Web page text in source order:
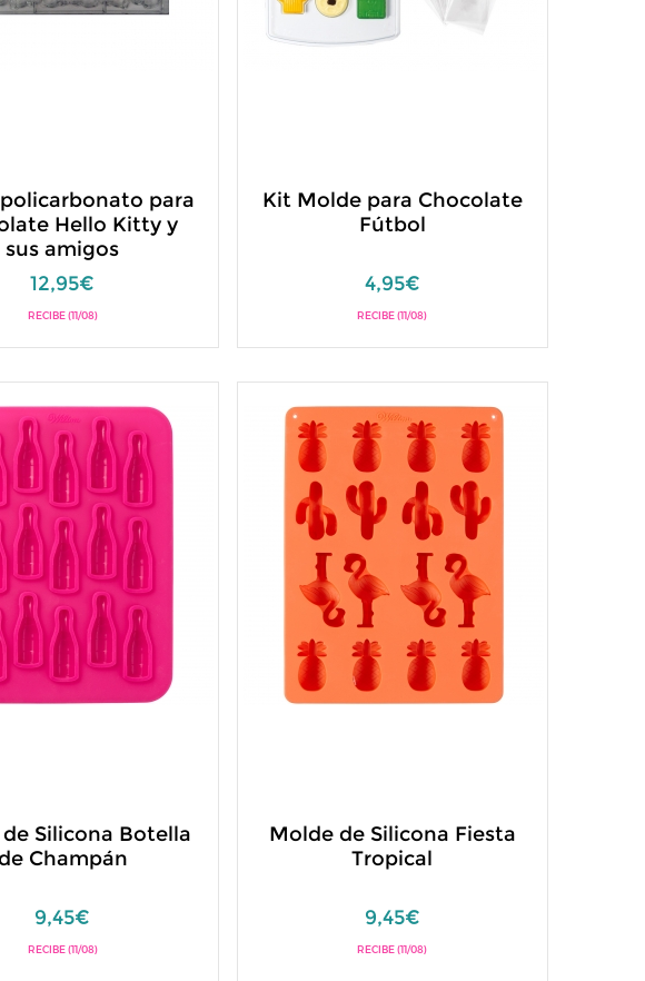
para
Hello Kitty y
sus amigos
12,95€
RECIBE (11/08)
Kit Molde para Chocolate
Fútbol
4,95€
RECIBE (11/08)
Silicona Botella
Champán
9,45€
RECIBE (11/08)
Molde de Silicona Fiesta
Tropical
9,45€
RECIBE (11/08)